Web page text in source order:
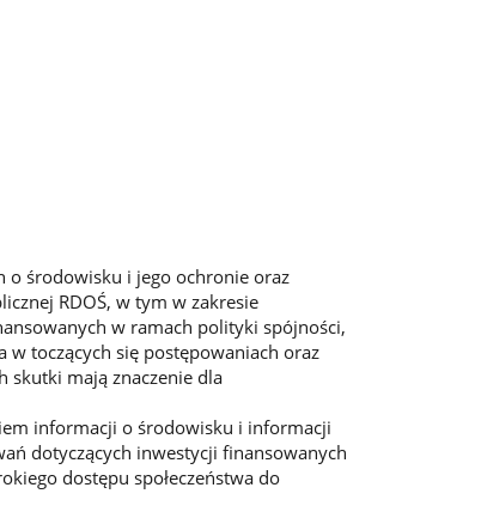
o środowisku i jego ochronie oraz
RDOŚ, w tym w zakresie
w ramach polityki spójności,
w toczących się postępowaniach oraz
skutki mają znaczenie dla
informacji o środowisku i informacji
dotyczących inwestycji finansowanych
dostępu społeczeństwa do